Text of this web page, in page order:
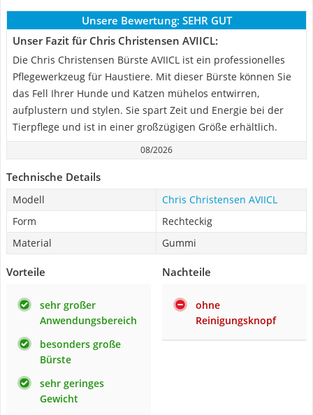
Unsere Bewertung: SEHR GUT
Unser Fazit für Chris Christensen ‎AVIICL:
Die Chris Christensen Bürste ‎AVIICL ist ein professionelles
Pflegewerkzeug für Haustiere. Mit dieser Bürste können Sie
das Fell Ihrer Hunde und Katzen mühelos entwirren,
aufplustern und stylen. Sie spart Zeit und Energie bei der
Tierpflege und ist in einer großzügigen Größe erhältlich.
08/2026
Technische Details
Modell
Chris Christensen ‎AVIICL
Form
Rechteckig
Material
Gummi
Vorteile
sehr großer
Anwendungsbereich
besonders große
Bürste
sehr geringes
Gewicht
Nachteile
ohne
Reinigungsknopf